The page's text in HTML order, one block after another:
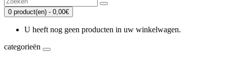
0 product(en) - 0,00€
U heeft nog geen producten in uw winkelwagen.
categorieën